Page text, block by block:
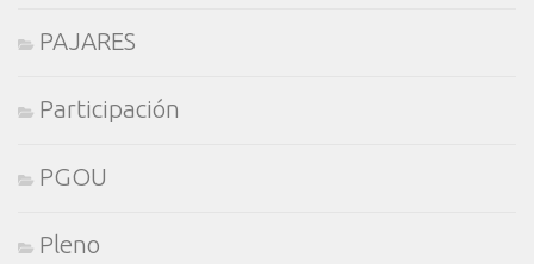
PAJARES
Participación
PGOU
Pleno